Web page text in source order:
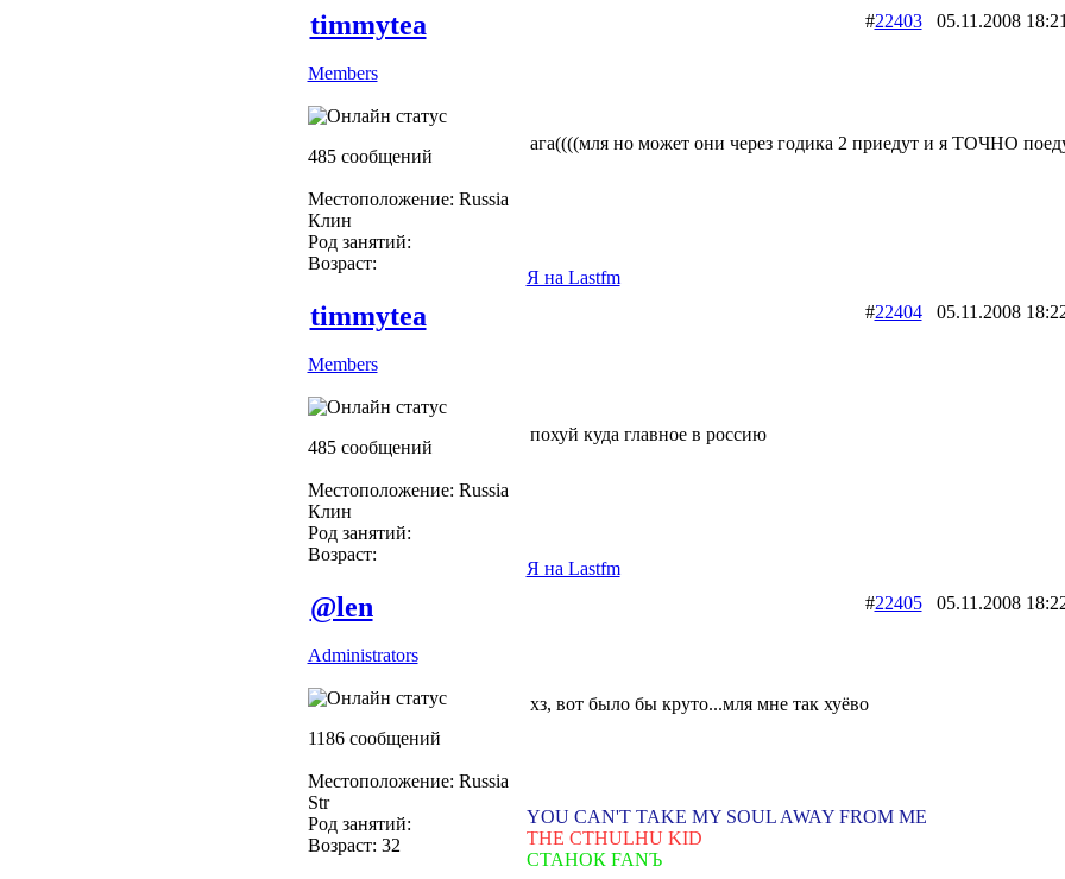
timmytea
Members
485 сообщений
Местоположение: Russia
Клин
Род занятий:
Возраст:
#2240305.11.2008
ага((((мля но может они через годика 2 приедут и я ТОЧНО
Я на Lastfm
timmytea
Members
485 сообщений
Местоположение: Russia
Клин
Род занятий:
Возраст:
#2240405.11.2008
похуй куда главное в россию
Я на Lastfm
@len
Administrators
1186 сообщений
Местоположение: Russia
Str
Род занятий:
Возраст: 32
#2240505.11.2008
хз, вот было бы круто...мля мне так хуёво
YOU CAN'T TAKE MY SOUL AWAY FROM ME
THE CTHULHU KID
СТАНОК FANЪ